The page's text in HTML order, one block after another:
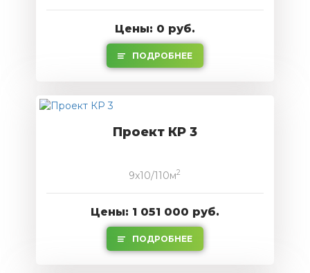
Цены: 0 руб.
ПОДРОБНЕЕ
Проект КР 3
9x10/110м2
Цены: 1 051 000 руб.
ПОДРОБНЕЕ